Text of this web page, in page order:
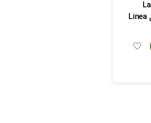
اسپرسو ماشین La
Marzaco مدل Linea